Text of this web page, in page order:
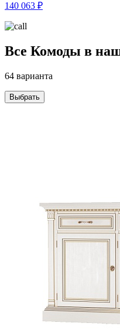
140 063 ₽
Все Комоды в
64 варианта
Выбрать